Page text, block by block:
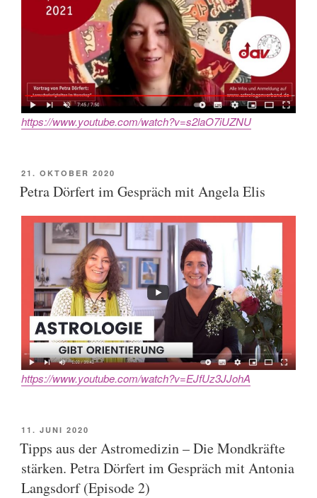
https://www.youtube.com/watch?v=s2laO7iUZNU
POSTED
ON
21. OKTOBER 2020
Petra Dörfert im Gespräch mit Angela Elis
https://www.youtube.com/watch?v=EJfUz3JJohA
POSTED
ON
11. JUNI 2020
Tipps aus der Astromedizin – Die Mondkräfte
stärken. Petra Dörfert im Gespräch mit Antonia
Langsdorf (Episode 2)